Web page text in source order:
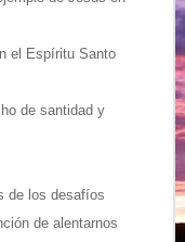
el Espíritu Santo
de santidad y
de los desafíos
de alentarnos